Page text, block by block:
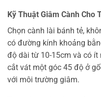
Kỹ Thuật Giâm Cành Cho
Chọn cành lài bánh tẻ,
có đường kính khoảng
độ dài từ 10-15cm và có ít
cắt vát một góc 45 độ ở
với môi trường giâm.